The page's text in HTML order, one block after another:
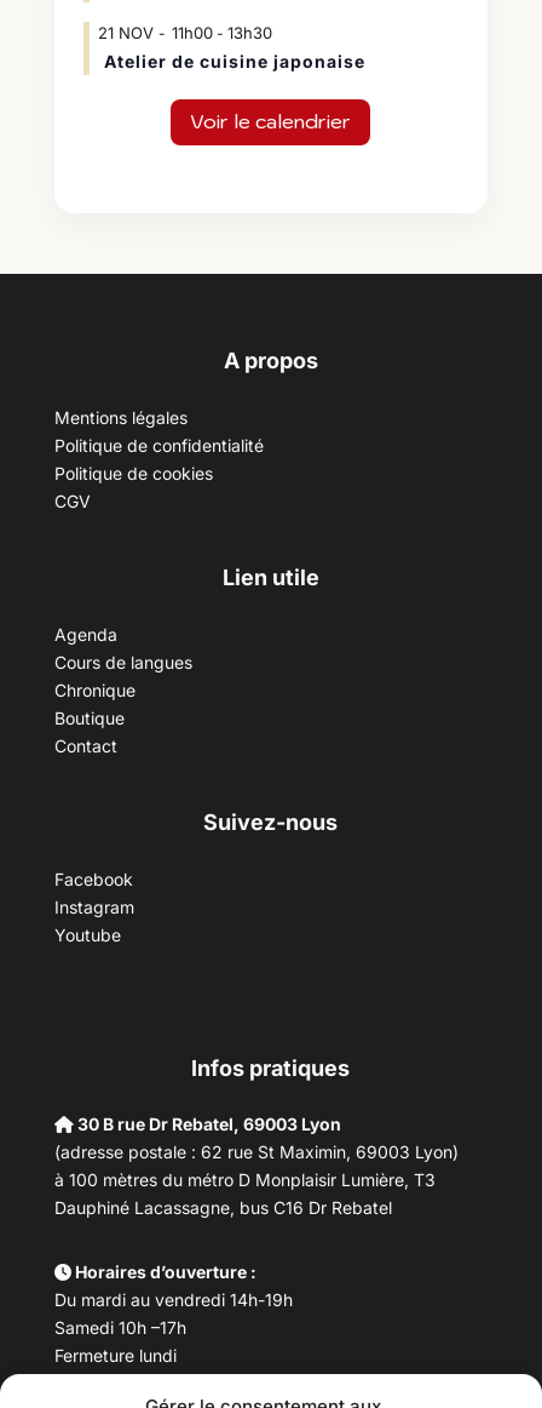
21 NOV 11h00- 13h30
Atelier de cuisine japonaise
Voir le calendrier
A propos
Mentions légales
Politique de confidentialité
Politique de cookies
CGV
Lien utile
Agenda
Cours de langues
Chronique
Boutique
Contact
Suivez-nous
Facebook
Instagram
Youtube
Infos pratiques
30 B rue Dr Rebatel, 69003 Lyon
(adresse postale : 62 rue St Maximin, 69003 Lyon)
à 100 mètres du métro D Monplaisir Lumière, T3
Dauphiné Lacassagne, bus C16 Dr Rebatel
Horaires d’ouverture :
Du mardi au vendredi 14h-19h
Samedi 10h –17h
Fermeture lundi